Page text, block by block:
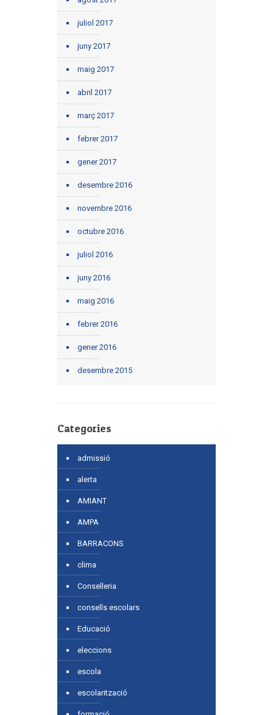
juliol 2017
juny 2017
maig 2017
abril 2017
març 2017
febrer 2017
gener 2017
desembre 2016
novembre 2016
octubre 2016
juliol 2016
juny 2016
maig 2016
febrer 2016
gener 2016
desembre 2015
Categories
admissió
alerta
AMIANT
AMPA
BARRACONS
clima
Conselleria
consells escolars
Educació
eleccions
escola
escolarització